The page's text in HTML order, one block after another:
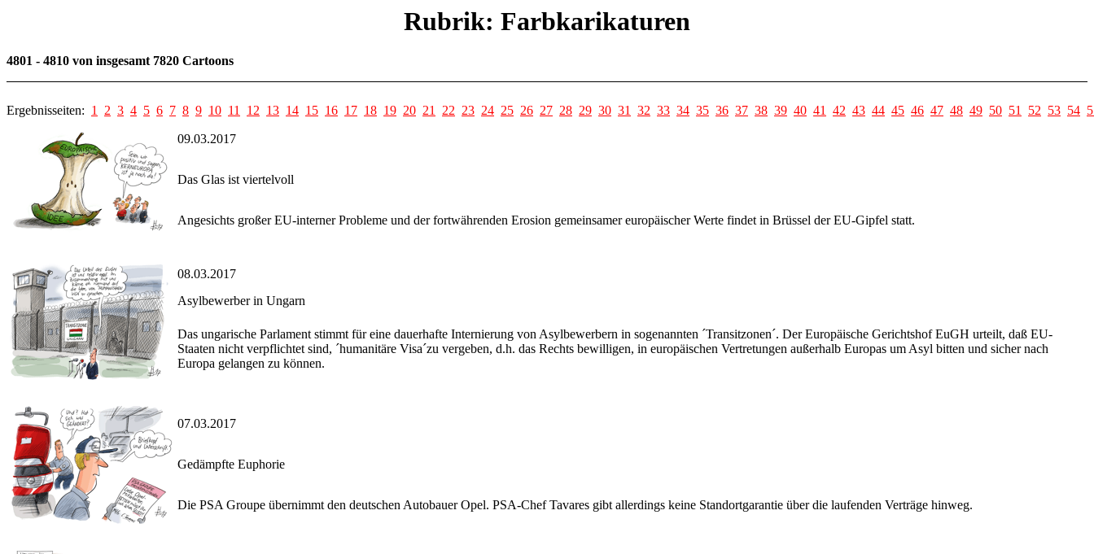
Rubrik: Farbkarikaturen
4801 - 4810 von insgesamt 7820 Cartoons
Ergebnisseiten: 1 2 3 4 5 6 7 8 9 10 11 12 13 14 15 16 17 18 19 20 21 22 23 24 25 26 27 28 29 30 31 32 33 34 35 36 37 38 39 40 41 42 43 44 45 46 47 48 49 50 51 52 53 54
09.03.2017
Das Glas ist viertelvoll
Angesichts großer EU-interner Probleme und der fortwährenden Erosion gemeinsamer europäischer Werte findet in Brüssel der EU-Gipfel statt.
08.03.2017
Asylbewerber in Ungarn
Das ungarische Parlament stimmt für eine dauerhafte Internierung von Asylbewerbern in sogenannten ´Transitzonen´. Der Europäische Gerichtshof EuGH urteilt, daß EU-
Staaten nicht verpflichtet sind, ´humanitäre Visa´zu vergeben, d.h. das Rechts bewilligen, in europäischen Vertretungen außerhalb Europas um Asyl bitten und sicher nach
Europa gelangen zu können.
07.03.2017
Gedämpfte Euphorie
Die PSA Groupe übernimmt den deutschen Autobauer Opel. PSA-Chef Tavares gibt allerdings keine Standortgarantie über die laufenden Verträge hinweg.